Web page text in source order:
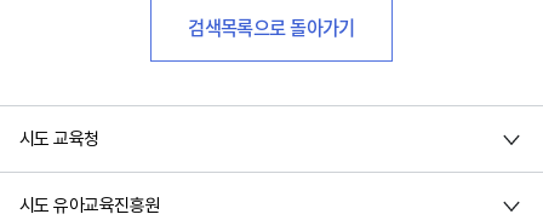
검색목록으로 돌아가기
시도 교육청
시도 유아교육진흥원